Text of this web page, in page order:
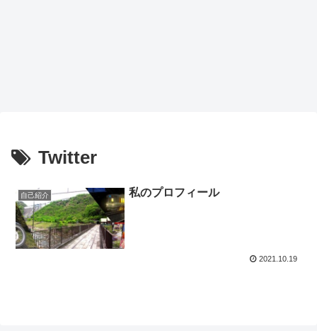
Twitter
自己紹介 私のプロフィール
2021.10.19